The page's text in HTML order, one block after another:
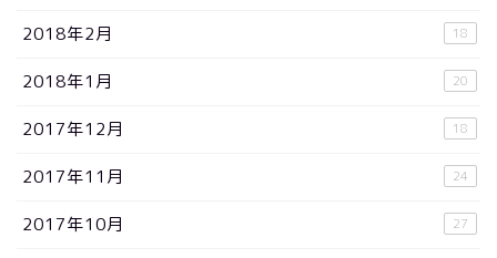
2018年2月 18
2018年1月 20
2017年12月 18
2017年11月 24
2017年10月 27